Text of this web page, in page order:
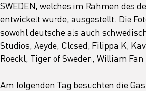
SWEDEN, welches im Rahmen des
entwickelt wurde, ausgestellt. Die
sowohl deutsche als auch
Studios, Aeyde, Closed, Filippa K,
Roeckl, Tiger of Sweden, William
Am folgenden Tag besuchten die